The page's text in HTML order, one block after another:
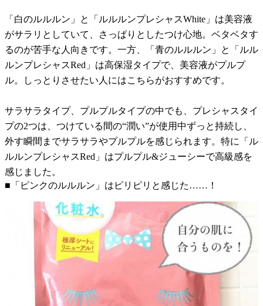
「白のルルルン」と「ルルルンプレシャスWhite」は美容液
がサラリとしていて、さっぱりとしたつけ心地。ベタベタす
るのが苦手な人向きです。一方、「青のルルルン」と「ルル
ルンプレシャスRed」は高保湿タイプで、美容液がプルプ
ル。しっとりさせたい人にはこちらがおすすめです。
サラサラタイプ、プルプルタイプの中でも、プレシャスタイ
プの2つは、つけている間の“潤い”が使用中ずっと持続し、
外す瞬間までサラサラやプルプルを感じられます。特に「ル
ルルンプレシャスRed」はプルプル&ジューシーで高級感を
感じました。
■「ピンクのルルルン」はピリピリと感じた……！